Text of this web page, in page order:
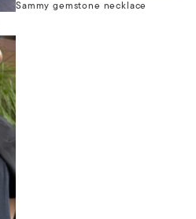
Sammy gemstone necklace